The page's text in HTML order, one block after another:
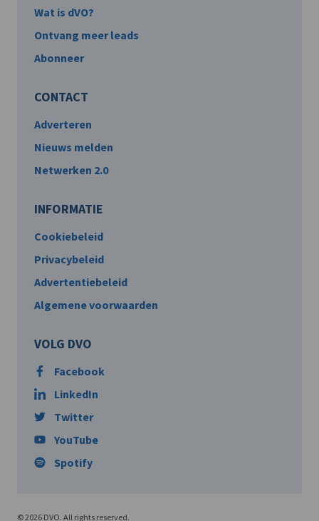
Wat is dVO?
Ontvang meer leads
Abonneer
CONTACT
Adverteren
Nieuws melden
Netwerken 2.0
INFORMATIE
Cookiebeleid
Privacybeleid
Advertentiebeleid
Algemene voorwaarden
VOLG DVO
Facebook
LinkedIn
Twitter
YouTube
Spotify
© 2026 DVO. All rights reserved.